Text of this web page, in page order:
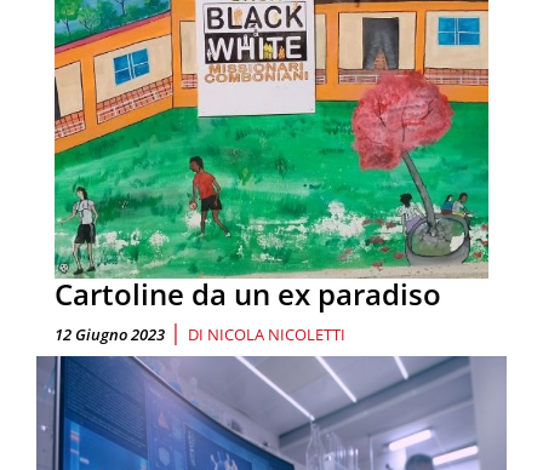
Cartoline da un ex paradiso
12 Giugno 2023 | DI NICOLA NICOLETTI